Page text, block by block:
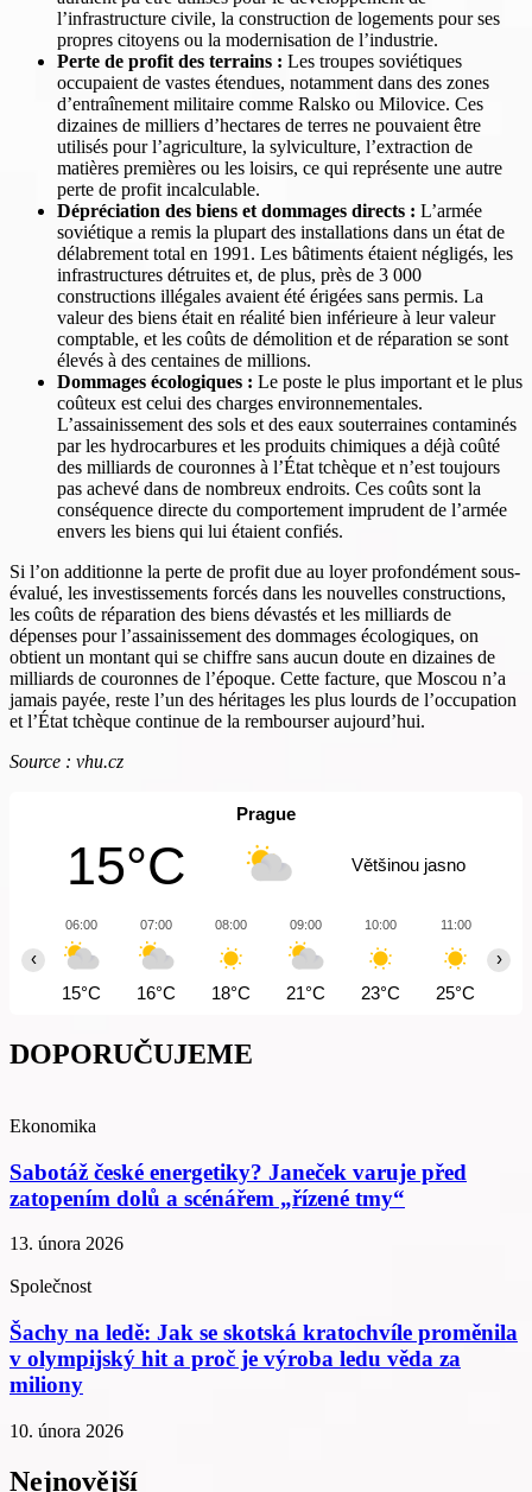
l’infrastructure civile, la construction de logements pour ses
propres citoyens ou la modernisation de l’industrie.
Perte de profit des terrains : Les troupes soviétiques
occupaient de vastes étendues, notamment dans des zones
d’entraînement militaire comme Ralsko ou Milovice. Ces
dizaines de milliers d’hectares de terres ne pouvaient être
utilisés pour l’agriculture, la sylviculture, l’extraction de
matières premières ou les loisirs, ce qui représente une autre
perte de profit incalculable.
Dépréciation des biens et dommages directs : L’armée
soviétique a remis la plupart des installations dans un état de
délabrement total en 1991. Les bâtiments étaient négligés, les
infrastructures détruites et, de plus, près de 3 000
constructions illégales avaient été érigées sans permis. La
valeur des biens était en réalité bien inférieure à leur valeur
comptable, et les coûts de démolition et de réparation se sont
élevés à des centaines de millions.
Dommages écologiques : Le poste le plus important et le plus
coûteux est celui des charges environnementales.
L’assainissement des sols et des eaux souterraines contaminés
par les hydrocarbures et les produits chimiques a déjà coûté
des milliards de couronnes à l’État tchèque et n’est toujours
pas achevé dans de nombreux endroits. Ces coûts sont la
conséquence directe du comportement imprudent de l’armée
envers les biens qui lui étaient confiés.
Si l’on additionne la perte de profit due au loyer profondément sous-
évalué, les investissements forcés dans les nouvelles constructions,
les coûts de réparation des biens dévastés et les milliards de
dépenses pour l’assainissement des dommages écologiques, on
obtient un montant qui se chiffre sans aucun doute en dizaines de
milliards de couronnes de l’époque. Cette facture, que Moscou n’a
jamais payée, reste l’un des héritages les plus lourds de l’occupation
et l’État tchèque continue de la rembourser aujourd’hui.
Source : vhu.cz
Prague
15°C Většinou jasno
06:00
15°C
07:00
16°C
08:00
18°C
09:00
21°C
10:00
23°C
11:00
25°C
‹ ›
DOPORUČUJEME
Ekonomika
Sabotáž české energetiky? Janeček varuje před
zatopením dolů a scénářem „řízené tmy“
13. února 2026
Společnost
Šachy na ledě: Jak se skotská kratochvíle proměnila
v olympijský hit a proč je výroba ledu věda za
miliony
10. února 2026
Nejnovější